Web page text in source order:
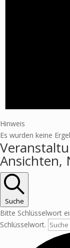
Hinweis
Es wurden keine
Ansichten,
Suche
Bitte Schlüsselwort
Schlüsselwort.